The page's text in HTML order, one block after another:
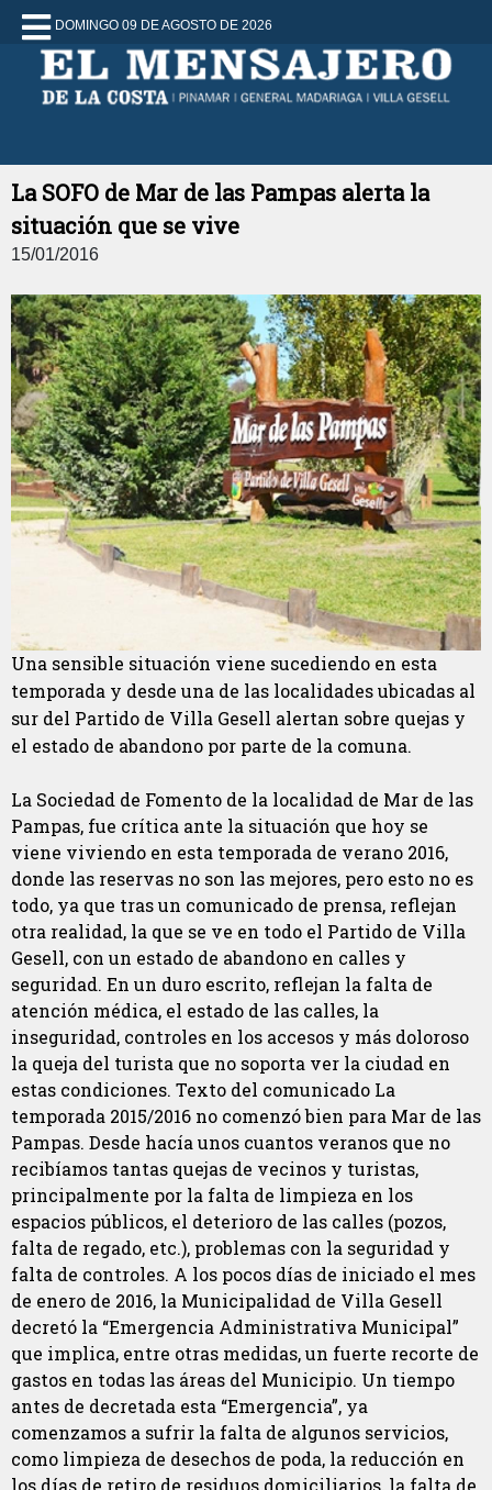
DOMINGO 09 DE AGOSTO DE 2026
La SOFO de Mar de las Pampas alerta la
situación que se vive
15/01/2016
Una sensible situación viene sucediendo en esta
temporada y desde una de las localidades ubicadas al
sur del Partido de Villa Gesell alertan sobre quejas y
el estado de abandono por parte de la comuna.
La Sociedad de Fomento de la localidad de Mar de las
Pampas, fue crítica ante la situación que hoy se
viene viviendo en esta temporada de verano 2016,
donde las reservas no son las mejores, pero esto no es
todo, ya que tras un comunicado de prensa, reflejan
otra realidad, la que se ve en todo el Partido de Villa
Gesell, con un estado de abandono en calles y
seguridad. En un duro escrito, reflejan la falta de
atención médica, el estado de las calles, la
inseguridad, controles en los accesos y más doloroso
la queja del turista que no soporta ver la ciudad en
estas condiciones. Texto del comunicado La
temporada 2015/2016 no comenzó bien para Mar de las
Pampas. Desde hacía unos cuantos veranos que no
recibíamos tantas quejas de vecinos y turistas,
principalmente por la falta de limpieza en los
espacios públicos, el deterioro de las calles (pozos,
falta de regado, etc.), problemas con la seguridad y
falta de controles. A los pocos días de iniciado el mes
de enero de 2016, la Municipalidad de Villa Gesell
decretó la “Emergencia Administrativa Municipal”
que implica, entre otras medidas, un fuerte recorte de
gastos en todas las áreas del Municipio. Un tiempo
antes de decretada esta “Emergencia”, ya
comenzamos a sufrir la falta de algunos servicios,
como limpieza de desechos de poda, la reducción en
los días de retiro de residuos domiciliarios, la falta de